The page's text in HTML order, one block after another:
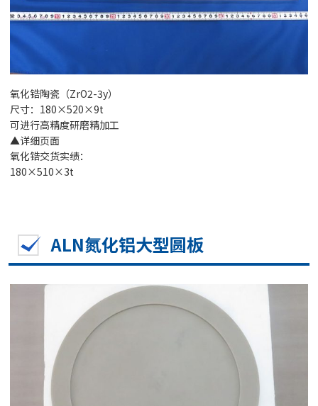
氧化锆陶瓷（ZrO2-3y）
尺寸：180×520×9t
可进行高精度研磨精加工
▲详细页面
氧化锆交货实绩：
180×510×3t
ALN氮化铝大型圆板